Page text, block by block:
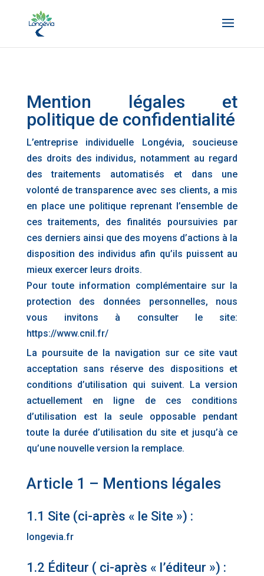
Mention légales et
politique de confidentialité
L’entreprise individuelle Longévia, soucieuse
des droits des individus, notamment au regard
des traitements automatisés et dans une
volonté de transparence avec ses clients, a mis
en place une politique reprenant l’ensemble de
ces traitements, des finalités poursuivies par
ces derniers ainsi que des moyens d’actions à la
disposition des individus afin qu’ils puissent au
mieux exercer leurs droits.
Pour toute information complémentaire sur la
protection des données personnelles, nous
vous invitons à consulter le site:
https://www.cnil.fr/
La poursuite de la navigation sur ce site vaut
acceptation sans réserve des dispositions et
conditions d’utilisation qui suivent. La version
actuellement en ligne de ces conditions
d’utilisation est la seule opposable pendant
toute la durée d’utilisation du site et jusqu’à ce
qu’une nouvelle version la remplace.
Article 1 – Mentions légales
1.1 Site (ci-après « le Site ») :
longevia.fr
1.2 Éditeur ( ci-après « l’éditeur ») :